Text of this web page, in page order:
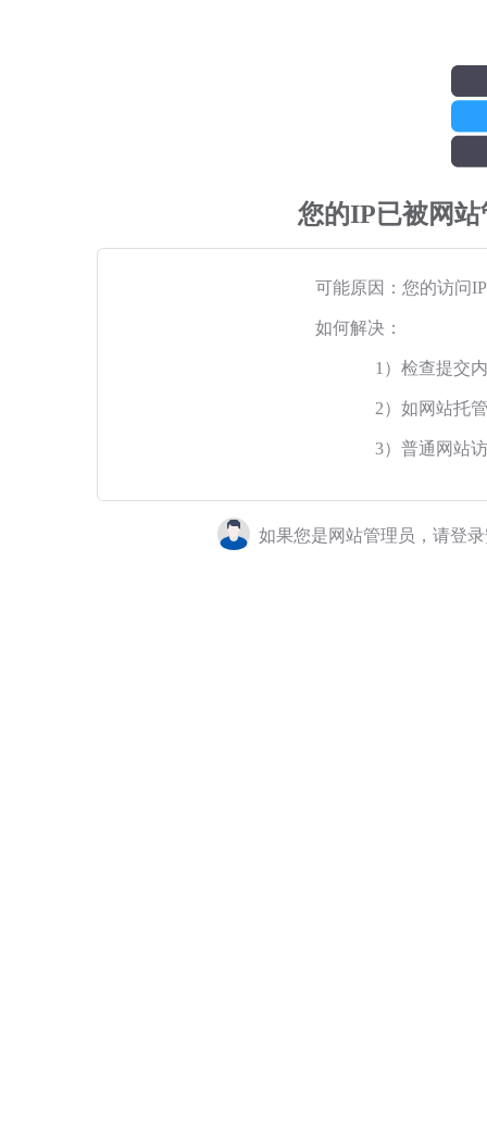
您的IP已被网
可能原因：您的访问
如何解决：
1）检查提交
2）如网站托
3）普通网站
如果您是网站管理员，请登